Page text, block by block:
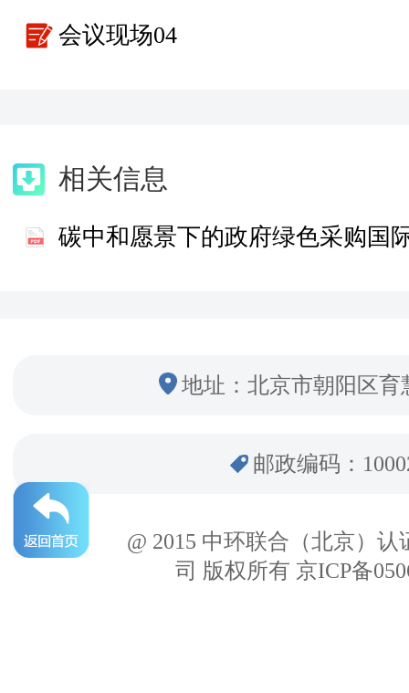
会议现场04
相关信息
地址：北京市朝阳区育
邮政编码：
@ 2015 中环联合（北京）认
司 版权所有 京ICP备